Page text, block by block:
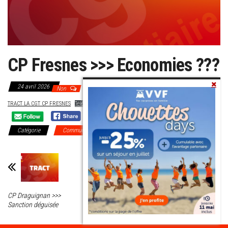
CP Fresnes >>> Economies ???
24 avril 2026 Non
TRACT LA CGT CP FRESNES Télécharger
Catégorie Communiqués Régionaux DI Paris
CP Draguignan >>>
Sanction déguisée
Mobilisation du 27
avril 2026